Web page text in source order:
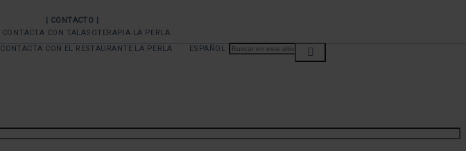
| CONTACTO |
CONTACTA CON TALASOTERAPIA LA PERLA
CONTACTA CON EL RESTAURANTE LA PERLA
ESPAÑOL